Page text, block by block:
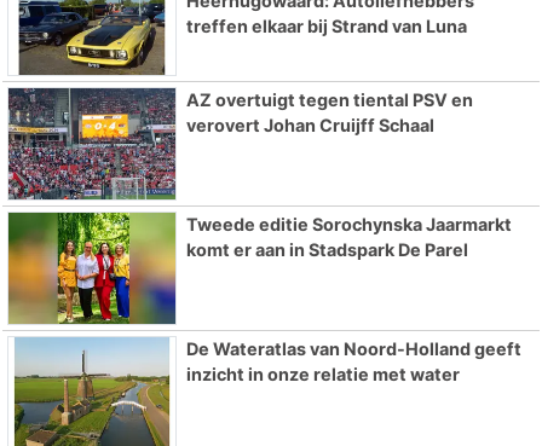
treffen elkaar bij Strand van Luna
AZ overtuigt tegen tiental PSV en
verovert Johan Cruijff Schaal
Tweede editie Sorochynska Jaarmarkt
komt er aan in Stadspark De Parel
De Wateratlas van Noord-Holland geeft
inzicht in onze relatie met water